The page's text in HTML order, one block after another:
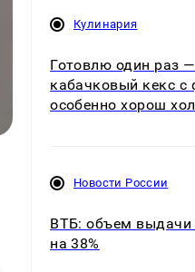
Кулинария
Готовлю один раз
кабачковый кекс с
особенно хорош
Новости России
ВТБ: объем выдачи
на 38%